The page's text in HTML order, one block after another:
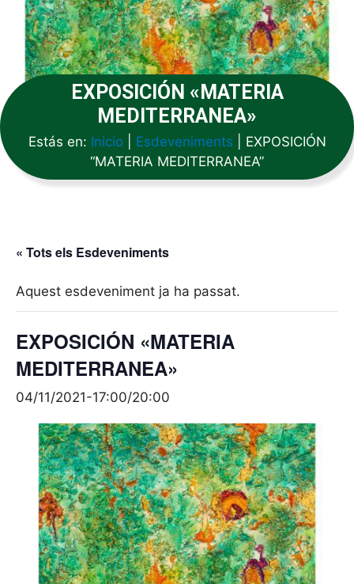
EXPOSICIÓN «MATERIA
MEDITERRANEA»
Estás en: Inicio| Esdeveniments
EXPOSICIÓN
“MATERIA MEDITERRANEA”
« Tots els Esdeveniments
Aquest esdeveniment ja ha passat.
EXPOSICIÓN «MATERIA
MEDITERRANEA»
04/11/2021-17:00/20:00